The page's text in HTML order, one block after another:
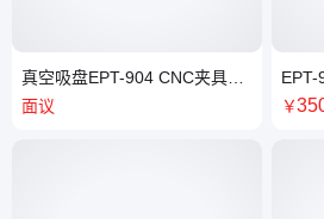
真空吸盘EPT-904 CNC夹具系
列 多工位并列夹 具
面议
EPT-
位并
￥